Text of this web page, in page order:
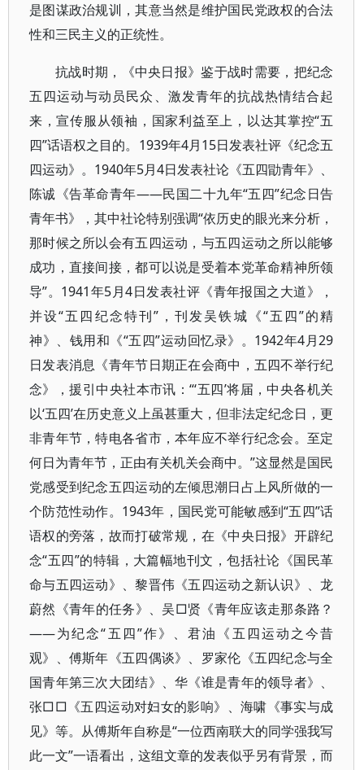
是图谋政治规训，其意当然是维护国民党政权的合法
性和三民主义的正统性。
抗战时期，《中央日报》鉴于战时需要，把纪念
五四运动与动员民众、激发青年的抗战热情结合起
来，宣传服从领袖，国家利益至上，以达其掌控“五
四”话语权之目的。1939年4月15日发表社评《纪念五
四运动》。1940年5月4日发表社论《五四勖青年》、
陈诚《告革命青年——民国二十九年“五四”纪念日告
青年书》，其中社论特别强调“依历史的眼光来分析，
那时候之所以会有五四运动，与五四运动之所以能够
成功，直接间接，都可以说是受着本党革命精神所领
导”。1941年5月4日发表社评《青年报国之大道》，
并设“五四纪念特刊”，刊发吴铁城《“五四”的精
神》、钱用和《“五四”运动回忆录》。1942年4月29
日发表消息《青年节日期正在会商中，五四不举行纪
念》，援引中央社本市讯：“‘五四’将届，中央各机关
以‘五四’在历史意义上虽甚重大，但非法定纪念日，更
非青年节，特电各省市，本年应不举行纪念会。至定
何日为青年节，正由有关机关会商中。”这显然是国民
党感受到纪念五四运动的左倾思潮日占上风所做的一
个防范性动作。1943年，国民党可能敏感到“五四”话
语权的旁落，故而打破常规，在《中央日报》开辟纪
念“五四”的特辑，大篇幅地刊文，包括社论《国民革
命与五四运动》、黎晋伟《五四运动之新认识》、龙
蔚然《青年的任务》、吴□贤《青年应该走那条路？
——为纪念“五四”作》、君油《五四运动之今昔
观》、傅斯年《五四偶谈》、罗家伦《五四纪念与全
国青年第三次大团结》、华《谁是青年的领导者》、
张□□《五四运动对妇女的影响》、海啸《事实与成
见》等。从傅斯年自称是“一位西南联大的同学强我写
此一文”一语看出，这组文章的发表似乎另有背景，而